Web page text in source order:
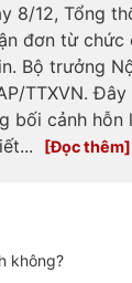
8/12, Tổng
đơn từ
Bộ trưởng
TTXVN.
bối cảnh hỗn
không?